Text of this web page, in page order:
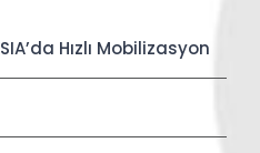
Hızlı Mobilizasyon